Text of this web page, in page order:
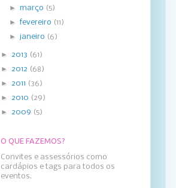
►março (5)
►fevereiro (11)
►janeiro (6)
► 2013 (61)
► 2012 (68)
► 2011 (36)
► 2010 (29)
► 2009 (5)
O QUE FAZEMOS?
Convites e assessórios como
cardápios e tags para todos os
eventos.